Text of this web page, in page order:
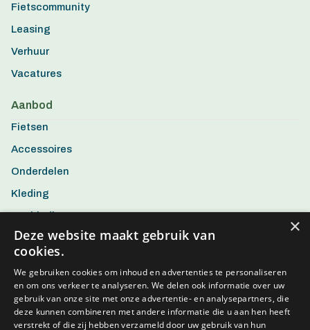
Fietscommunity
Leasing
Verhuur
Vacatures
Aanbod
Fietsen
Accessoires
Onderdelen
Kleding
Aanbiedingen
×
Deze website maakt gebruik van
cookies.
We gebruiken cookies om inhoud en advertenties te personaliseren
en om ons verkeer te analyseren. We delen ook informatie over uw
gebruik van onze site met onze advertentie- en analysepartners, die
deze kunnen combineren met andere informatie die u aan hen heeft
verstrekt of die zij hebben verzameld door uw gebruik van hun